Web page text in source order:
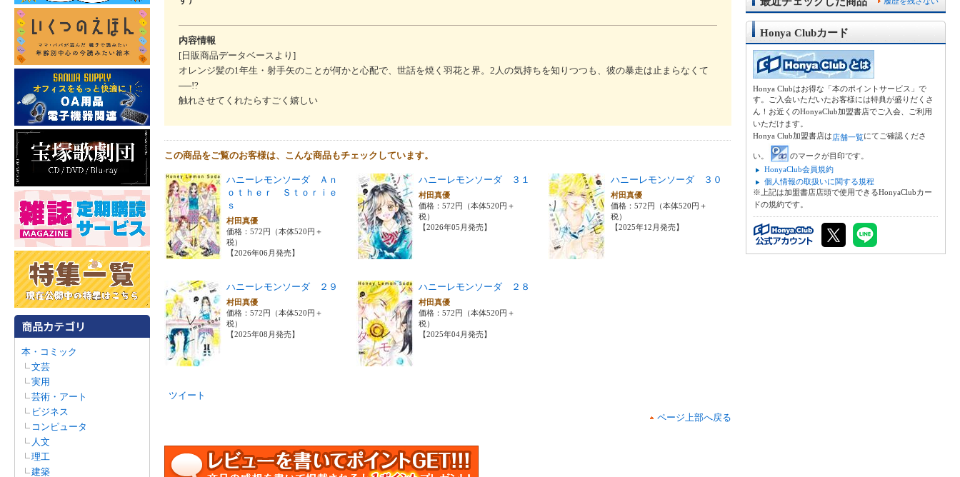
本・コミック
文芸
実用
芸術・アート
ビジネス
コンピュータ
人文
理工
建築
内容情報
[日販商品データベースより]
オレンジ髪の1年生・射手矢のことが何かと心配で、世話を焼く羽花と界。2人の気持ちを知りつつも、彼の暴走は止まらなくて
──!?
触れさせてくれたらすごく嬉しい
この商品をご覧のお客様は、こんな商品もチェックしています。
ハニーレモンソーダ Ａｎ
ｏｔｈｅｒ Ｓｔｏｒｉｅ
ｓ
村田真優
価格：572円（本体520円＋
税）
【2026年06月発売】
ハニーレモンソーダ ３１
村田真優
価格：572円（本体520円＋
税）
【2026年05月発売】
ハニーレモンソーダ ３０
村田真優
価格：572円（本体520円＋
税）
【2025年12月発売】
ハニーレモンソーダ ２９
村田真優
価格：572円（本体520円＋
税）
【2025年08月発売】
ハニーレモンソーダ ２８
村田真優
価格：572円（本体520円＋
税）
【2025年04月発売】
ツイート
ページ上部へ戻る
Honya Clubカード
Honya Clubはお得な「本のポイントサービス」で
す。ご入会いただいたお客様には特典が盛りだくさ
ん！お近くのHonyaClub加盟書店でご入会、ご利用
いただけます。
Honya Club加盟書店は店舗一覧にてご確認くださ
い。
のマークが目印です。
HonyaClub会員規約
個人情報の取扱いに関する規程
※上記は加盟書店店頭で使用できるHonyaClubカー
ドの規約です。